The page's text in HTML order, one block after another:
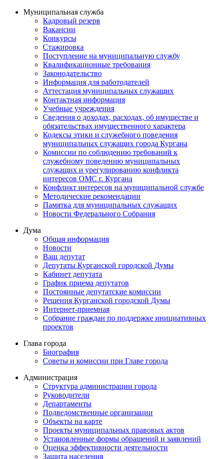
Муниципальная служба
Кадровый резерв
Вакансии
Конкурсы
Стажировка
Поступление на муниципальную службу
Квалификационные требования
Законодательство
Информация для работодателей
Аттестация муниципальных служащих
Контактная информация
Учебные учреждения
Сведения о доходах, расходах, об имуществе и
обязательствах имущественного характера
Кодексы этики и служебного поведения
муниципальных служащих города Кургана
Комиссии по соблюдению требований к
служебному поведению муниципальных
служащих и урегулированию конфликта
интересов ОМС г. Кургана
Конфликт интересов на муниципальной службе
Методические рекомендации
Памятка для муниципальных служащих
Новости Федерального Cобрания
Дума
Общая информация
Новости
Ваш депутат
Депутаты Курганской городской Думы
Кабинет депутата
График приема депутатов
Постоянные депутатские комиссии
Решения Курганской городской Думы
Интернет-приемная
Собрание граждан по поддержке инициативных
проектов
Глава города
Биография
Советы и комиссии при Главе города
Администрация
Структура администрации города
Руководители
Департаменты
Подведомственные организации
Объекты на карте
Проекты муниципальных правовых актов
Установленные формы обращений и заявлений
Оценка эффективности деятельности
Защита населения